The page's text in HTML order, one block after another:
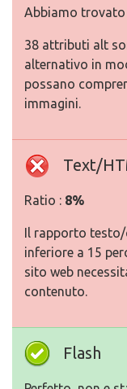
Abbiamo trovato
38 attributi alt
alternativo in
possano
immagini.
Text/
Ratio : 8%
Il rapporto testo/
inferiore a 15
sito web
contenuto.
Flash